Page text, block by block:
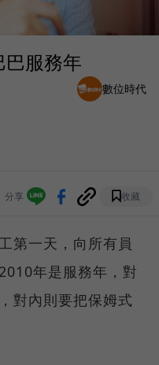
服務年
數位時代
分享 收藏
第一天，向所有員
年是服務年，對
對內則要把保姆式